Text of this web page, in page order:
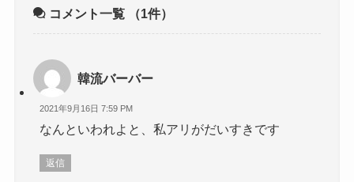
コメント一覧 （1件）
韓流バーバー
2021年9月16日 7:59 PM
なんといわれよと、私アリがだいすきです
返信